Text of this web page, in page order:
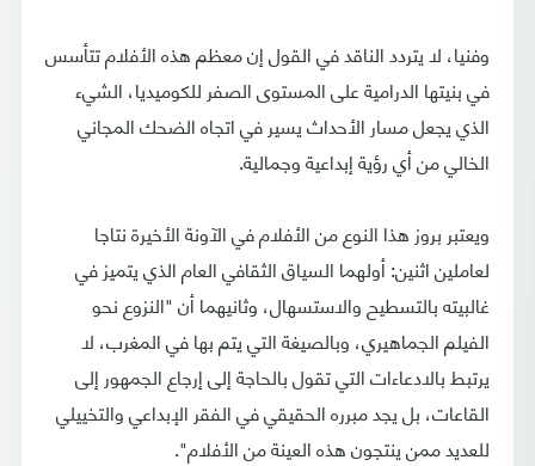
وفنيا، لا يتردد الناقد في القول إن معظم هذه الأفلام تتأسس
في بنيتها الدرامية على المستوى الصفر للكوميديا، الشيء
الذي يجعل مسار الأحداث يسير في اتجاه الضحك المجاني
الخالي من أي رؤية إبداعية وجمالية.
ويعتبر بروز هذا النوع من الأفلام في الآونة الأخيرة نتاجا
لعاملين اثنين: أولهما السياق الثقافي العام الذي يتميز في
غالبيته بالتسطيح والاستسهال، وثانيهما أن "النزوع نحو
الفيلم الجماهيري، وبالصيغة التي يتم بها في المغرب، لا
يرتبط بالادعاءات التي تقول بالحاجة إلى إرجاع الجمهور إلى
القاعات، بل يجد مبرره الحقيقي في الفقر الإبداعي والتخييلي
للعديد ممن ينتجون هذه العينة من الأفلام".